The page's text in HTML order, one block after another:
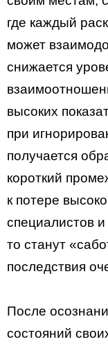
где каждый
может
снижается
высоких
при
получается
короткий
к потере
специалистов
то станут
последствия
После
состояний